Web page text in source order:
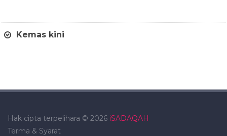
Kemas kini
Hak cipta terpelihara © 2026 iSADAQAH
Terma & Syarat